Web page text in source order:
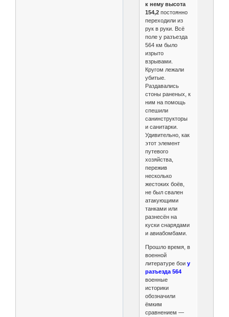
к нему высота
154,2постоянно
переходили из
рук в руки. Всё
поле у разъезда
564 км было
изрыто
взрывами.
Кругом лежали
убитые.
Раздавались
стоны раненых, к
ним на помощь
спешили
санинструкторы
и санитарки.
Удивительно, как
этот элемент
путевого
хозяйства,
пережив
несколько
жестоких боёв,
не был свален
атакующими
танками или
разнесён на
куски снарядами
и авиабомбами.
Прошло время, в
военной
литературе боиу
разъезда 564
военные
историки
обозначили
ёмким
сравнением —